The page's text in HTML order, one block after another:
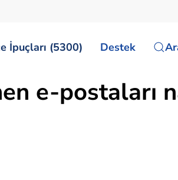
İpuçları (5300) Destek
e-postaları